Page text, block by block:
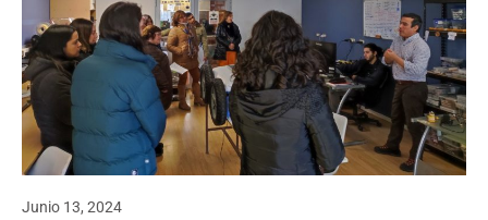
Junio 13, 2024